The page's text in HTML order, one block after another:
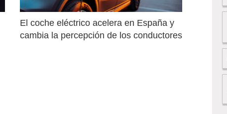
El coche eléctrico acelera en España y
cambia la percepción de los conductores